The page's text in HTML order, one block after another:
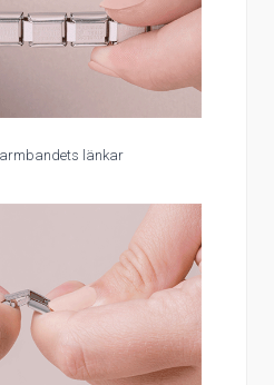
länkar